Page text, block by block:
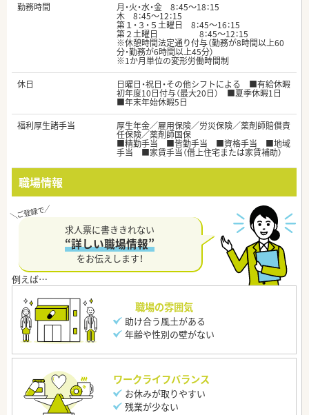
勤務時間
月・火・水・金 8：45～18：15
木 8：45～12：15
第１・３・５土曜日 8：45～16：15
第２土曜日 8：45～12：15
※休憩時間法定通り付与（勤務が8時間以上60
分・勤務が6時間以上45分）
※1か月単位の変形労働時間制
休日
日曜日・祝日・その他シフトによる ■有給休暇
初年度10日付与（最大20日） ■夏季休暇1日
■年末年始休暇5日
福利厚生諸手当
厚生年金／雇用保険／労災保険／薬剤師賠償責
任保険／薬剤師国保
■精勤手当 ■皆勤手当 ■資格手当 ■地域
手当 ■家賃手当（借上住宅または家賃補助）
職場情報
求人票に書ききれない
“詳しい職場情報”
をお伝えします！
職場の雰囲気
助け合う風土がある
年齢や性別の壁がない
ワークライフバランス
お休みが取りやすい
残業が少ない